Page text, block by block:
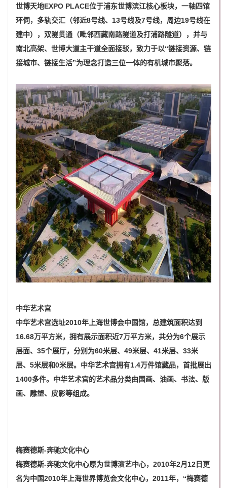
世博天地EXPO PLACE位于浦东世博滨江核心板块，一轴四馆
环伺，多轨交汇（邻近8号线、13号线及7号线，周边19号线在
建中），双隧贯通（毗邻西藏南路隧道及打浦路隧道），并与
南北高架、世博大道主干道全面接驳，致力于以“链接资源、链
接城市、链接生活”为理念打造三位一体的有机城市聚落。
中华艺术宫
中华艺术宫选址2010年上海世博会中国馆，总建筑面积达到
16.68万平方米，拥有展示面积近7万平方米，共分为6个展示
层面、35个展厅，分别为60米层、49米层、41米层、33米
层、5米层和0米层。中华艺术宫拥有1.4万件馆藏品，首批展出
1400多件。中华艺术宫的艺术品分类由国画、油画、书法、版
画、雕塑、皮影等组成。
梅赛德斯-奔驰文化中心
梅赛德斯-奔驰文化中心原为世博演艺中心，2010年2月12日更
名为中国2010年上海世界博览会文化中心，2011年，“梅赛德